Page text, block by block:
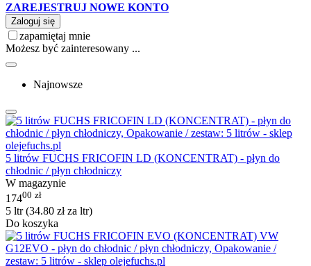
ZAREJESTRUJ NOWE KONTO
Zaloguj się
zapamiętaj mnie
Możesz być zainteresowany ...
Najnowsze
5 litrów FUCHS FRICOFIN LD (KONCENTRAT) - płyn do
chłodnic / płyn chłodniczy
W magazynie
17400 zł
5 ltr (34.80 złza ltr)
Do koszyka